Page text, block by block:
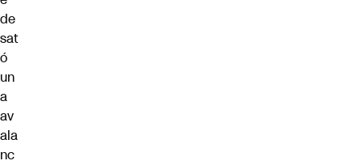
de
sat
ó
un
a
av
ala
nc